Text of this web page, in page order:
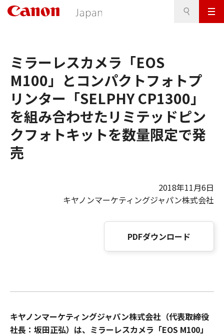
メ
ミラーレスカメラ「EOS
M100」とコンパクトフォトプ
リンター「SELPHY CP1300」
を組み合わせたリミテッドピン
クフォトキットを数量限定で発
売
2018年11月6日
キヤノンマーケティングジャパン株式会社
PDFダウンロード
キヤノンマーケティングジャパン株式会社（代表取締役
社長：坂田正弘）は、ミラーレスカメラ「EOS M100」